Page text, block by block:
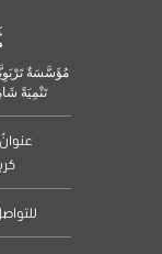
مُؤَسَّسَةٌ
تَنْمِيَةً